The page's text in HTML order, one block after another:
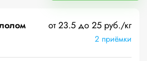
от 23.5 до 25 руб./кг
2 приёмки